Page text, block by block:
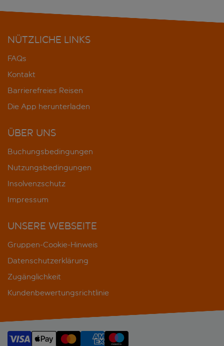
NÜTZLICHE LINKS
FAQs
Kontakt
Barrierefreies Reisen
Die App herunterladen
ÜBER UNS
Buchungsbedingungen
Nutzungsbedingungen
Insolvenzschutz
Impressum
UNSERE WEBSEITE
Gruppen-Cookie-Hinweis
Datenschutzerklärung
Zugänglichkeit
Kundenbewertungsrichtlinie